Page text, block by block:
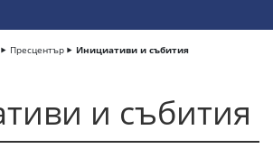
Пресцентър Инициативи и събития
и събития